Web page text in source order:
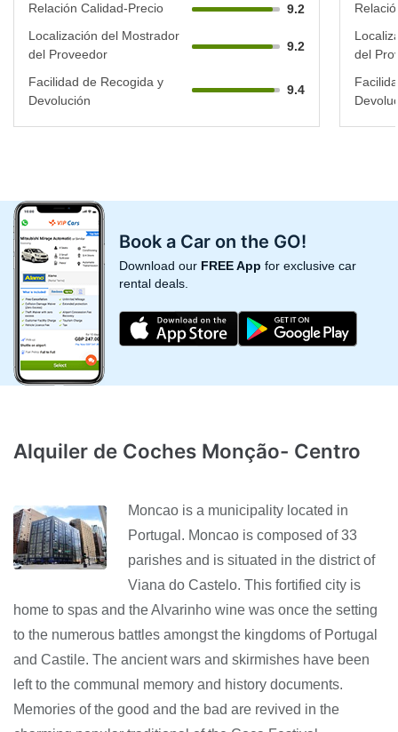
Relación Calidad-Precio
9.2
Localización del Mostrador
del Proveedor
9.2
Facilidad de Recogida y
Devolución
9.4
del
Book a Car on the GO!
Download our FREE App for exclusive car
rental deals.
Alquiler de Coches Monção- Centro
Moncao is a municipality located in
Portugal. Moncao is composed of 33
parishes and is situated in the district of
Viana do Castelo. This fortified city is
home to spas and the Alvarinho wine was once the setting
to the numerous battles amongst the kingdoms of Portugal
and Castile. The ancient wars and skirmishes have been
left to the communal memory and history documents.
Memories of the good and the bad are revived in the